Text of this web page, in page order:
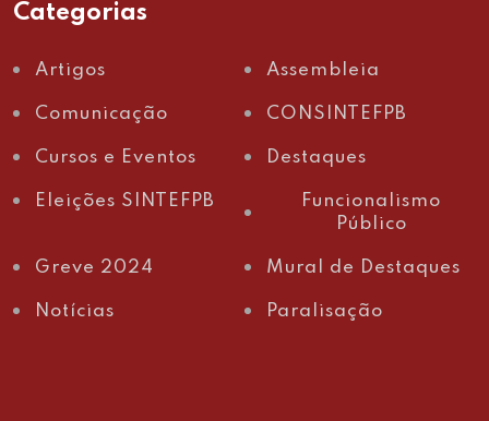
Categorias
Artigos Assembleia
Comunicação CONSINTEFPB
Cursos e Eventos Destaques
Eleições SINTEFPB
Funcionalismo
Público
Greve 2024 Mural de Destaques
Notícias Paralisação